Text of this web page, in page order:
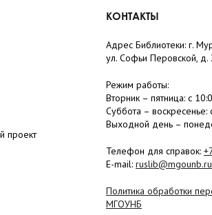
проект
КОНТАКТЫ
Адрес Библиотеки: г.
ул. Софьи Перовской, д.
Режим работы:
Вторник – пятница: с
Суббота – воскресенье:
Выходной день –
Телефон для справок:
E-mail: ruslib@mgounb.ru
Политика обработки
МГОУНБ